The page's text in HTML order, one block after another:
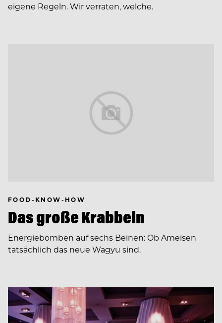
eigene Regeln. Wir verraten, welche.
FOOD-KNOW-HOW
Das große Krabbeln
Energiebomben auf sechs Beinen: Ob Ameisen
tatsächlich das neue Wagyu sind.